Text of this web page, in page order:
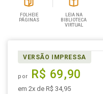
FOLHEIE
PÁGINAS
LEIA NA
BIBLIOTECA
VIRTUAL
VERSÃO IMPRESSA
por R$ 69,90
em 2x de R$ 34,95